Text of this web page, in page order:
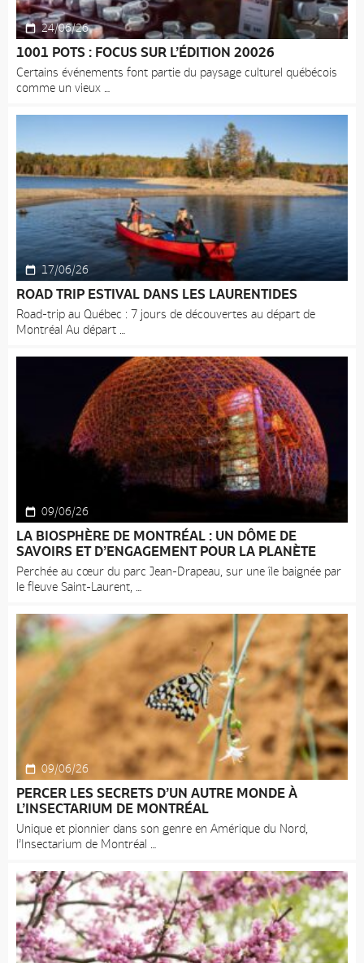
Accueil
24/06/26
1001 POTS : FOCUS SUR L’ÉDITION 20026
Certains événements font partie du paysage culturel québécois
comme un vieux
17/06/26
ROAD TRIP ESTIVAL DANS LES LAURENTIDES
Road-trip au Québec : 7 jours de découvertes au départ de
Montréal Au départ
09/06/26
LA BIOSPHÈRE DE MONTRÉAL : UN DÔME DE
SAVOIRS ET D’ENGAGEMENT POUR LA PLANÈTE
Perchée au cœur du parc Jean-Drapeau, sur une île baignée par
le fleuve Saint-Laurent,
09/06/26
PERCER LES SECRETS D’UN AUTRE MONDE À
L’INSECTARIUM DE MONTRÉAL
Unique et pionnier dans son genre en Amérique du Nord,
l’Insectarium de Montréal